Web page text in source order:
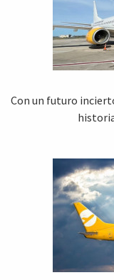
Con un futuro